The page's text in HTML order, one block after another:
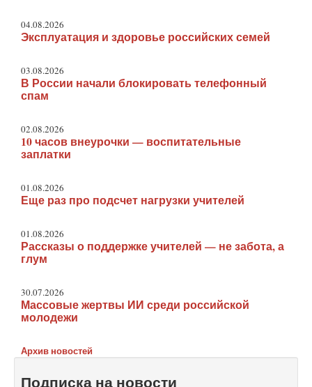
04.08.2026
Эксплуатация и здоровье российских семей
03.08.2026
В России начали блокировать телефонный
спам
02.08.2026
10 часов внеурочки — воспитательные
заплатки
01.08.2026
Еще раз про подсчет нагрузки учителей
01.08.2026
Рассказы о поддержке учителей — не забота, а
глум
30.07.2026
Массовые жертвы ИИ среди российской
молодежи
Архив новостей
Подписка на новости